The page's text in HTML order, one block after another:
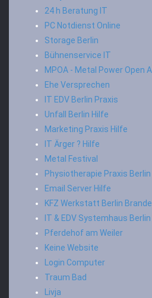
24 h Beratung IT
PC Notdienst Online
Storage Berlin
Bühnenservice IT
MPOA - Metal Power Open
Ehe Versprechen
IT EDV Berlin Praxis
Unfall Berlin Hilfe
Marketing Praxis Hilfe
IT Ärger ? Hilfe
Metal Festival
Physiotherapie Praxis
Email Server Hilfe
KFZ Werkstatt Berlin
IT & EDV Systemhaus Berlin
Pferdehof am Weiler
Keine Website
Login Computer
Traum Bad
Livja